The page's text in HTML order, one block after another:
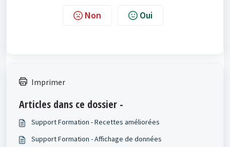
Non Oui
Imprimer
Articles dans ce dossier -
Support Formation - Recettes améliorées
Support Formation - Affichage de données